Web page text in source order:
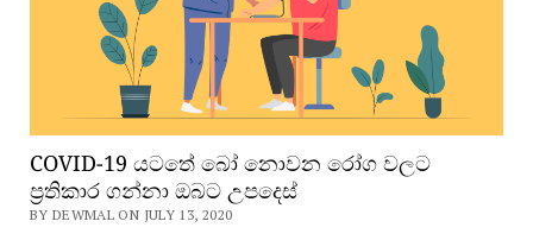
COVID-19 යටතේ බෝ නොවන රෝග වලට
ප්‍රතිකාර ගන්නා ඔබට උපදෙස්
BY DEWMAL ON JULY 13, 2020